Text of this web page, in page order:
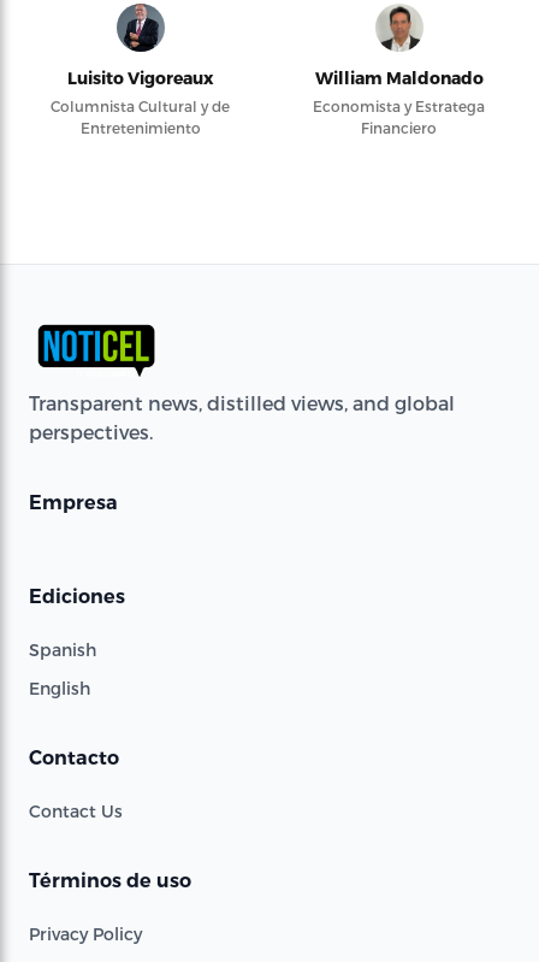
Luisito Vigoreaux
Columnista Cultural y de
Entretenimiento
William Maldonado
Economista y Estratega
Financiero
Transparent news, distilled views, and global
perspectives.
Empresa
Ediciones
Spanish
English
Contacto
Contact Us
Términos de uso
Privacy Policy